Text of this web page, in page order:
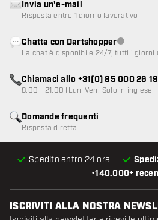
•140.000+
Spedito entro 24 ore
Domande frequenti
Risposta diretta
Invia un'e-mail
Risposta entro 1 giorno lavorativo
Chatta con DartshopperServizio
La chat è disponibile 24/7, tutti i giorni
Chiamaci allo +31(0) 85 000 26 19
8:00 - 21:00 (Lun-Ven) Solo in inglese
ISCRIVITI ALLA NOSTRA